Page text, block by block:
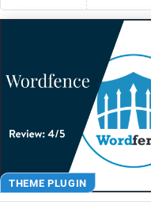
THEME PLUGIN